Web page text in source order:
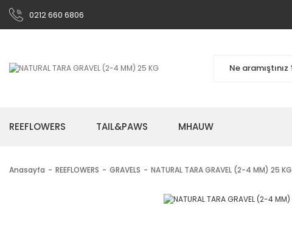
0212 660 6806
REEFLOWERS TAIL&PAWS MHAUW
Anasayfa REEFLOWERS GRAVELS NATURAL TARA GRAVEL (2-4 MM) 25 KG